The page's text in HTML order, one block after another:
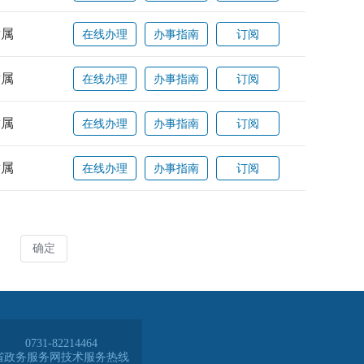
0731-82214464
政务服务网技术服务热线